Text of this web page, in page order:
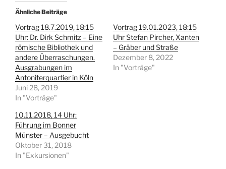
r
z
t
e
i
l
e
n
(
W
i
r
d
i
n
n
e
u
e
m
F
e
n
k
z
u
t
e
i
l
e
n
(
W
i
r
n
e
u
e
m
F
e
n
Ähnliche Beiträge
Vortrag 18.7.2019, 18:15
Uhr: Dr. Dirk Schmitz – Eine
römische Bibliothek und
andere Überraschungen.
Ausgrabungen im
Antoniterquartier in Köln
Juni 28, 2019
In "Vorträge"
Vortrag 19.01.2023, 18:15
Uhr Stefan Pircher, Xanten
– Gräber und Straße
Dezember 8, 2022
In "Vorträge"
10.11.2018, 14 Uhr:
Führung im Bonner
Münster – Ausgebucht
Oktober 31, 2018
In "Exkursionen"